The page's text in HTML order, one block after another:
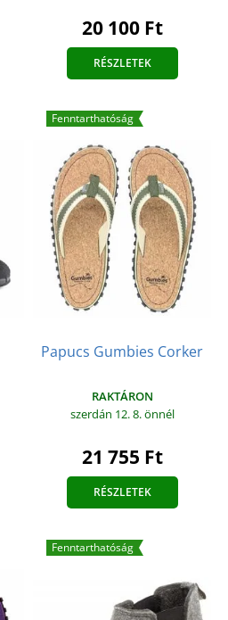
20 100 Ft
RÉSZLETEK
Fenntarthatóság
Papucs Gumbies Corker
RAKTÁRON
szerdán 12. 8.önnél
21 755 Ft
RÉSZLETEK
Fenntarthatóság